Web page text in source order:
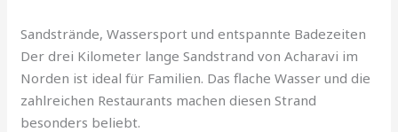
Sandstrände, Wassersport und entspannte Badezeiten
Der drei Kilometer lange Sandstrand von Acharavi im
Norden ist ideal für Familien. Das flache Wasser und die
zahlreichen Restaurants machen diesen Strand
besonders beliebt.